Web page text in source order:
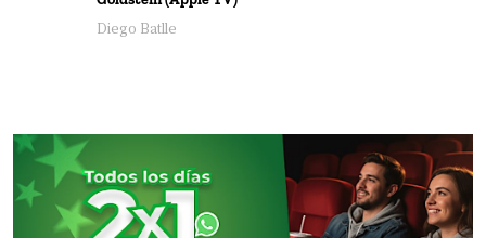
Diego Batlle